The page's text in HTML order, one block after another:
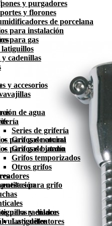
y cadenillas
y accesorios
para gas natural
para gas butano
para radiador
y detentores
y purgadores
y florones
de porcelana
para instalación
para gas
de agua
Series de grifería
Grifos de cocina
Grifos de jardín
Grifos temporizados
Otros grifos
para grifo
y enlaces
Latiguillos